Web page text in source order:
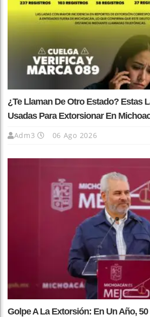
¿Te Llaman De Otro Estado? Estas
Usadas Para Extorsionar En
Adm3 06 Ago 2026
Golpe A La Extorsión: En Un Año,